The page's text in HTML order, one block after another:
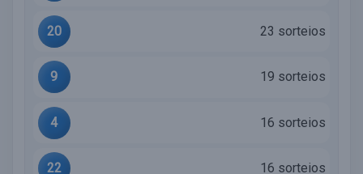
20 23 sorteios
9 19 sorteios
4 16 sorteios
22 16 sorteios